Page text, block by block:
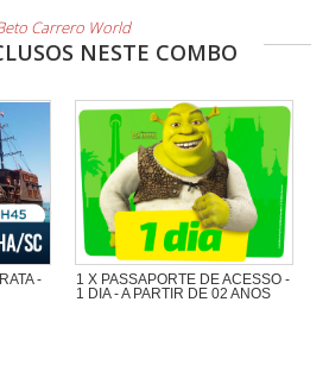
Carrero World
NESTE COMBO
-
do
da
1 X PASSAPORTE DE ACESSO -
1 DIA - A PARTIR DE 02 ANOS